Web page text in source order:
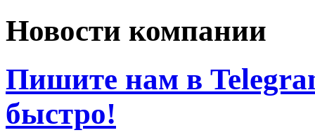
Новости компании
Пишите нам в
быстро!